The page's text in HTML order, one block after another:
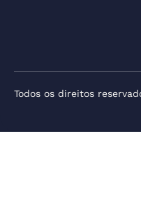
Todos os direitos